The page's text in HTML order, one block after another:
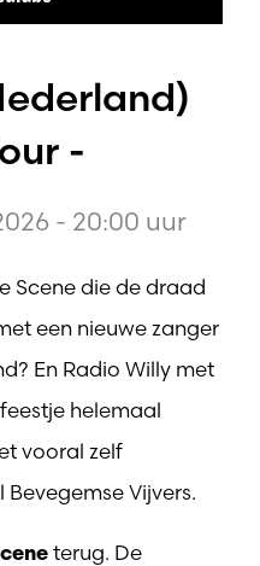
-
- 20:00 uur
Scene die de draad
een nieuwe zanger
En Radio Willy met
helemaal
vooral zelf
Vijvers.
terug. De